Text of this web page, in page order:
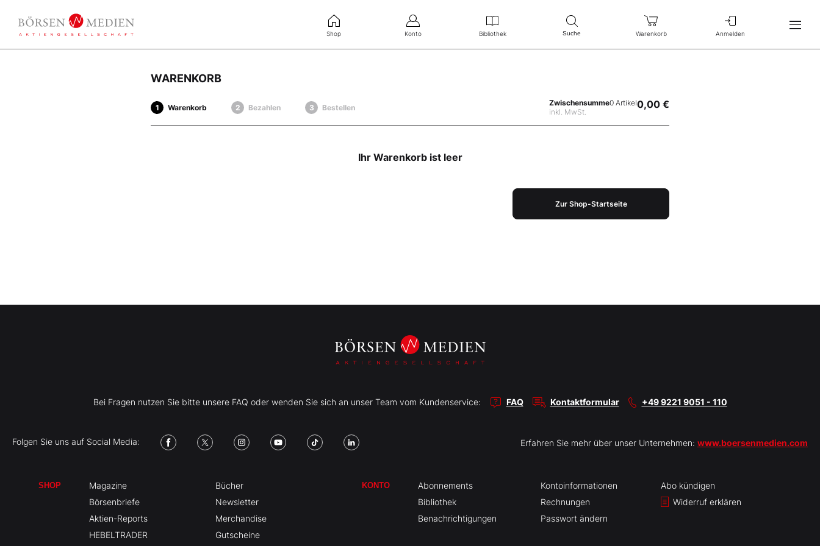
Shop Konto Bibliothek Suche Warenkorb Anmelden
WARENKORB
Warenkorb Bezahlen Bestellen
Zwischensumme
inkl. MwSt.
0 Artikel0,00 €
Ihr Warenkorb ist leer
Zur Shop-Startseite
Bei Fragen nutzen Sie bitte unsere FAQ oder wenden Sie sich an unser Team vom Kundenservice: FAQ Kontaktformular +49 9221 9051 - 110
Folgen Sie uns auf Social Media: Erfahren Sie mehr über unser Unternehmen: www.boersenmedien.com
SHOP
Magazine
Börsenbriefe
Aktien-Reports
HEBELTRADER
Bücher
Newsletter
Merchandise
Gutscheine
KONTO
Abonnements
Bibliothek
Benachrichtigungen
Kontoinformationen
Rechnungen
Passwort ändern
Abo kündigen
Widerruf erklären